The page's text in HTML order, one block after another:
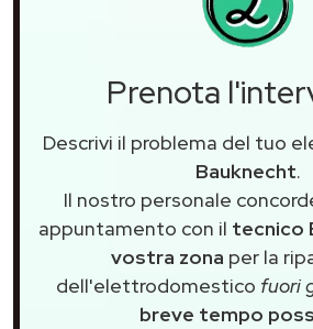
Prenota
Descrivi il problema del tuo
Bauknecht.
Il nostro personale
appuntamento con il tecnico
vostra zona per la
dell'elettrodomestico fuori
breve tempo